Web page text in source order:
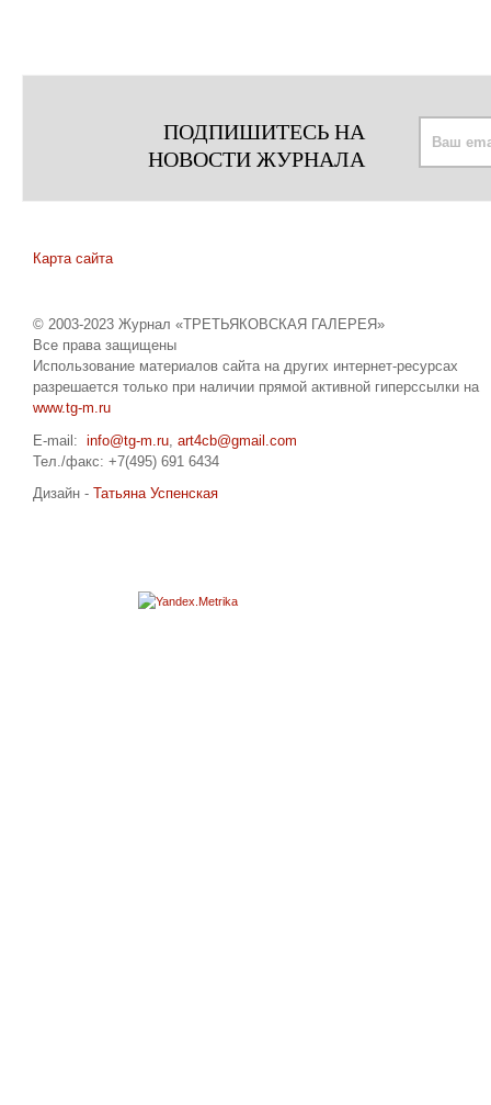
ПОДПИШИТЕСЬ НА
НОВОСТИ ЖУРНАЛА
Карта сайта
© 2003-2023 Журнал «ТРЕТЬЯКОВСКАЯ ГАЛЕРЕЯ»
Все права защищены
Использование материалов сайта на других интернет-ресурсах
разрешается только при наличии прямой активной гиперссылки на
www.tg-m.ru
E-mail: info@tg-m.ru art4cb@gmail.com
Тел./факс: +7(495) 691 6434
Дизайн - Татьяна Успенская